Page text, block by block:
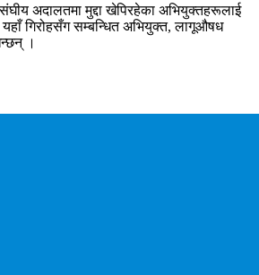
अदालतमा मुद्दा खेपिरहेका अभियुक्तहरूलाई
यहाँ गिरोहसँग सम्बन्धित अभियुक्त, लागूऔषध
।